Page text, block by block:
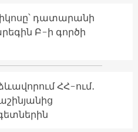
դատարանի
Բ-ի գործի
ՀՀ-ում․